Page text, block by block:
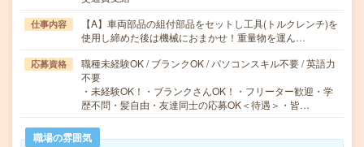
仕事内容
【A】車両部品の組付部品をセットし工具(トルクレンチ)を
使用し締めた後は機械におまかせ！重量物を運ん…
応募資格
職種未経験OK / ブランクOK / パソコンスキル不要 / 英語力
不要
・未経験OK！・ブランクさんOK！・フリーター歓迎・学
歴不問・髪自由・友達同士の応募OK＜待遇＞・皆…
職場の雰囲気